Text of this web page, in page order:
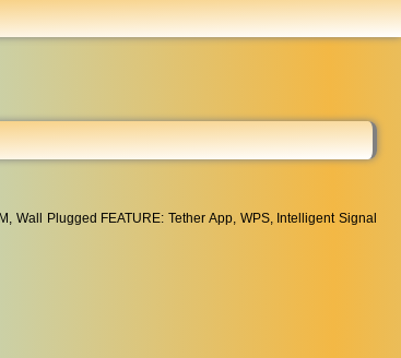
Wall Plugged FEATURE: Tether App, WPS, Intelligent Signal